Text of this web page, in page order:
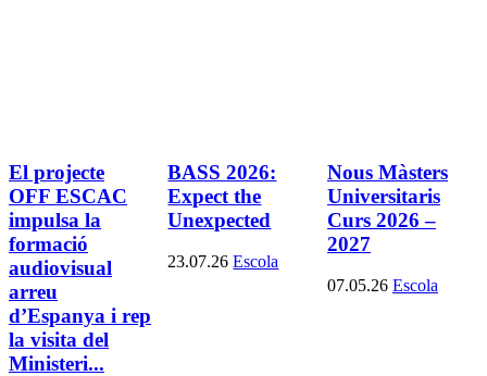
El projecte
OFF ESCAC
impulsa la
formació
audiovisual
arreu
d’Espanya i rep
la visita del
Ministeri...
BASS 2026:
Expect the
Unexpected
23.07.26 Escola
Nous Màsters
Universitaris
Curs 2026 –
2027
07.05.26 Escola